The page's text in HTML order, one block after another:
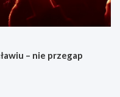
– nie przegap